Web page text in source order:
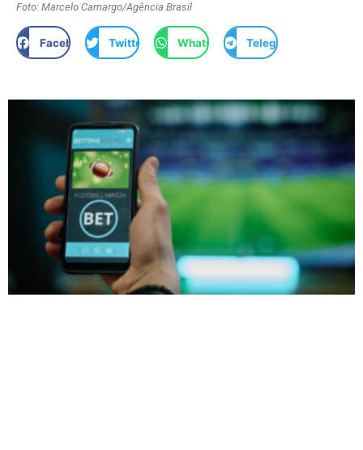
Foto: Marcelo Camargo/Agência Brasil
Facebook Twitter WhatsApp Telegram